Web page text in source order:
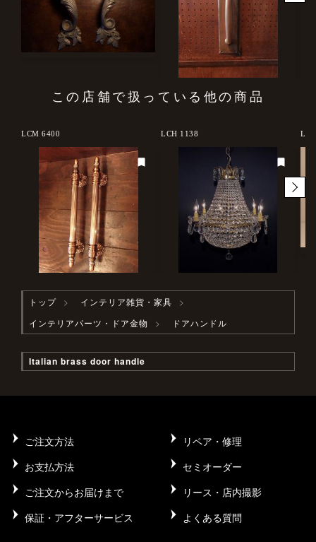
この店舗で扱っている他の商品
LCM 6400 LCH 1138
トップ
インテリア雑貨・家具
インテリアパーツ・ドア金物
ドアハンドル
Italian brass door handle
ご注文方法
リペア・修理
お支払方法
セミオーダー
ご注文からお届けまで
リース・店内撮影
保証・アフターサービス
よくある質問